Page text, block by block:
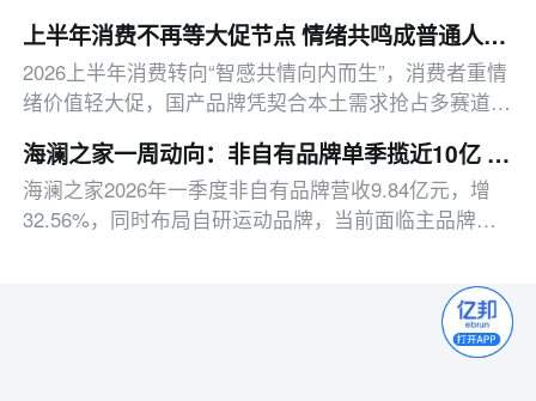
变？传统商场又该如何留住这些年轻人？
上半年消费不再等大促节点 情绪共鸣成普通人下单核心动因
2026上半年消费转向“智感共情向内而生”，消费者重情
绪价值轻大促，国产品牌凭契合本土需求抢占多赛道头
海澜之家一周动向：非自有品牌单季揽近10亿 存货减值拖累达4.95亿
海澜之家2026年一季度非自有品牌营收9.84亿元，增
32.56%，同时布局自研运动品牌，当前面临主品牌收